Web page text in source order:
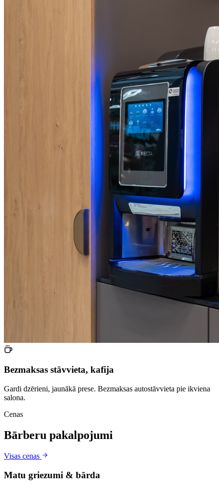
Bezmaksas stāvvieta, kafija
Gardi dzērieni, jaunākā prese. Bezmaksas autostāvvieta pie ikviena
salona.
Cenas
Bārberu pakalpojumi
Visas cenas
Matu griezumi & bārda